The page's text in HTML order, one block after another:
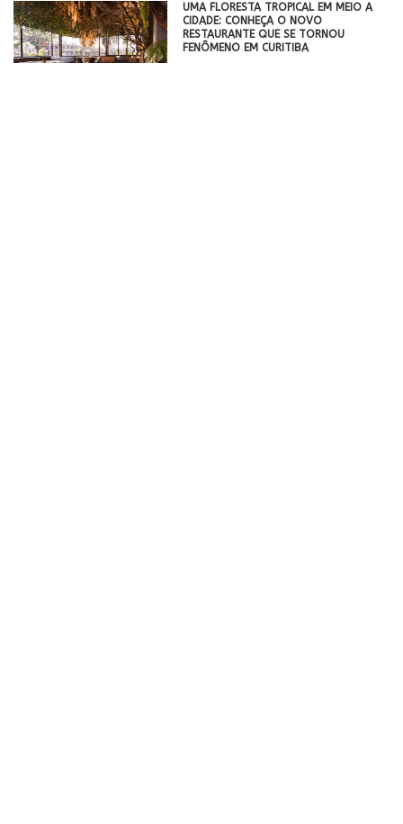
UMA FLORESTA TROPICAL EM MEIO A
CIDADE: CONHEÇA O NOVO
RESTAURANTE QUE SE TORNOU
FENÔMENO EM CURITIBA